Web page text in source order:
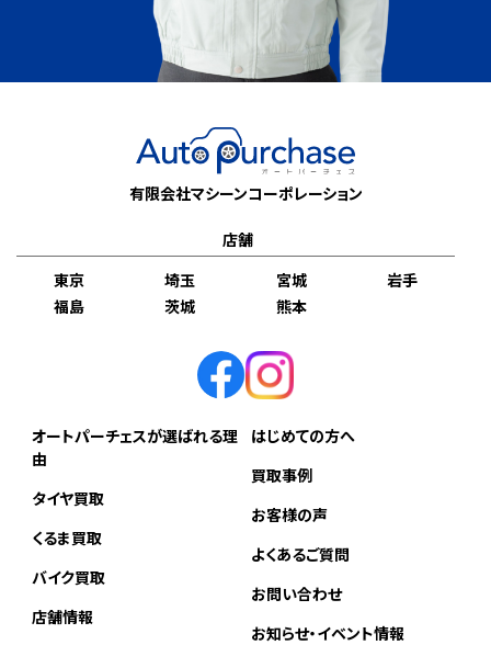
有限会社マシーンコーポレーション
店舗
東京
埼玉 宮城
岩手
福島
茨城 熊本
オートパーチェスが選ばれる理
由
タイヤ買取
くるま買取
バイク買取
店舗情報
はじめての方へ
買取事例
お客様の声
よくあるご質問
お問い合わせ
お知らせ・イベント情報